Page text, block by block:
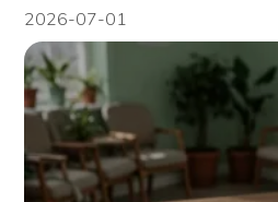
2026-07-01